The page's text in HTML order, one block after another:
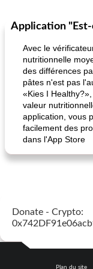
Application
Avec le
nutritionnelle
des différences
pâtes n'est pas
«Kies I
valeur
application, vous
facilement des
dans l'App Store
Donate - Crypto:
Plan du site